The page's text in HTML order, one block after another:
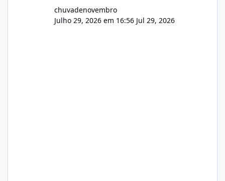
chuvadenovembro
Julho 29, 2026 em 16:56 Jul 29, 2026